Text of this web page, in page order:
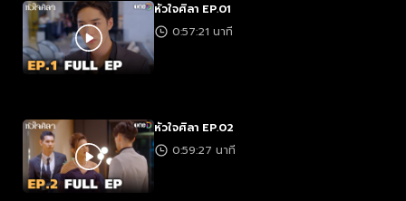
หัวใจศิลา EP.01
0:57:21 นาที
หัวใจศิลา EP.02
0:59:27 นาที